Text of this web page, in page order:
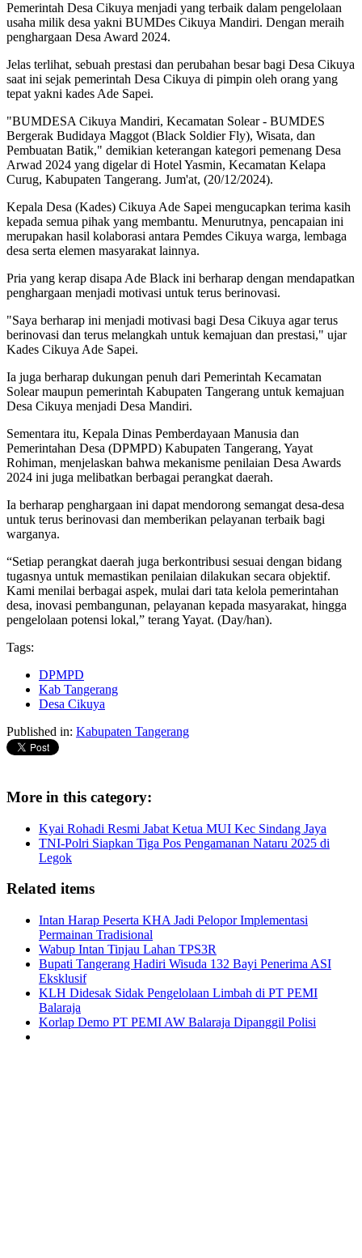
Pemerintah Desa Cikuya menjadi yang terbaik dalam pengelolaan
usaha milik desa yakni BUMDes Cikuya Mandiri. Dengan meraih
penghargaan Desa Award 2024.
Jelas terlihat, sebuah prestasi dan perubahan besar bagi Desa Cikuya
saat ini sejak pemerintah Desa Cikuya di pimpin oleh orang yang
tepat yakni kades Ade Sapei.
"BUMDESA Cikuya Mandiri, Kecamatan Solear - BUMDES
Bergerak Budidaya Maggot (Black Soldier Fly), Wisata, dan
Pembuatan Batik," demikian keterangan kategori pemenang Desa
Arwad 2024 yang digelar di Hotel Yasmin, Kecamatan Kelapa
Curug, Kabupaten Tangerang. Jum'at, (20/12/2024).
Kepala Desa (Kades) Cikuya Ade Sapei mengucapkan terima kasih
kepada semua pihak yang membantu. Menurutnya, pencapaian ini
merupakan hasil kolaborasi antara Pemdes Cikuya warga, lembaga
desa serta elemen masyarakat lainnya.
Pria yang kerap disapa Ade Black ini berharap dengan mendapatkan
penghargaan menjadi motivasi untuk terus berinovasi.
"Saya berharap ini menjadi motivasi bagi Desa Cikuya agar terus
berinovasi dan terus melangkah untuk kemajuan dan prestasi," ujar
Kades Cikuya Ade Sapei.
Ia juga berharap dukungan penuh dari Pemerintah Kecamatan
Solear maupun pemerintah Kabupaten Tangerang untuk kemajuan
Desa Cikuya menjadi Desa Mandiri.
Sementara itu, Kepala Dinas Pemberdayaan Manusia dan
Pemerintahan Desa (DPMPD) Kabupaten Tangerang, Yayat
Rohiman, menjelaskan bahwa mekanisme penilaian Desa Awards
2024 ini juga melibatkan berbagai perangkat daerah.
Ia berharap penghargaan ini dapat mendorong semangat desa-desa
untuk terus berinovasi dan memberikan pelayanan terbaik bagi
warganya.
“Setiap perangkat daerah juga berkontribusi sesuai dengan bidang
tugasnya untuk memastikan penilaian dilakukan secara objektif.
Kami menilai berbagai aspek, mulai dari tata kelola pemerintahan
desa, inovasi pembangunan, pelayanan kepada masyarakat, hingga
pengelolaan potensi lokal,” terang Yayat. (Day/han).
Tags:
DPMPD
Kab Tangerang
Desa Cikuya
Published in: Kabupaten Tangerang
More in this category:
Kyai Rohadi Resmi Jabat Ketua MUI Kec Sindang Jaya
TNI-Polri Siapkan Tiga Pos Pengamanan Nataru 2025 di
Legok
Related items
Intan Harap Peserta KHA Jadi Pelopor Implementasi
Permainan Tradisional
Wabup Intan Tinjau Lahan TPS3R
Bupati Tangerang Hadiri Wisuda 132 Bayi Penerima ASI
Eksklusif
KLH Didesak Sidak Pengelolaan Limbah di PT PEMI
Balaraja
Korlap Demo PT PEMI AW Balaraja Dipanggil Polisi